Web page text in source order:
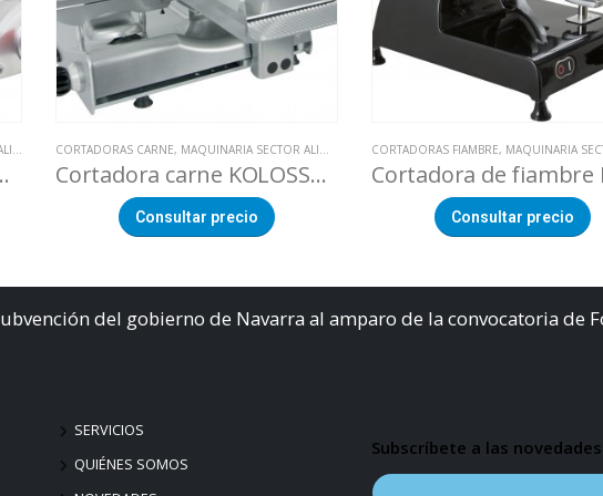
SLG370
CORTADORAS CARNE, MAQUINARIA SECTOR ALIMENTACION
Cortadora carne KOLOSSAL 350-VK TC DUAL
Consultar precio
CORTADORAS FIAMBRE, MAQUINARIA SECTOR
Consultar precio
del gobierno de Navarra al amparo de la convocatoria de
SERVICIOS
QUIÉNES SOMOS
Subscríbete a las novedades